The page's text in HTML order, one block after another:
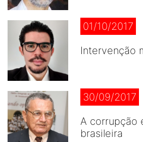
01/10/2017
Intervenção
30/09/2017
A corrupção
brasileira